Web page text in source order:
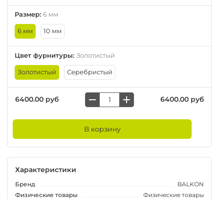
Размер: 6 мм
6 мм 10 мм
Цвет фурнитуры: Золотистый
Золотистый Серебристый
6400.00 руб 6400.00 руб
В корзину
Характеристики
Бренд
BALKON
Физические товары
Физические товары